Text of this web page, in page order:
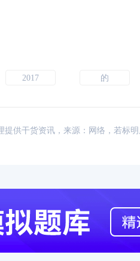
2017 的
提供干货资讯，来源：网络，若标